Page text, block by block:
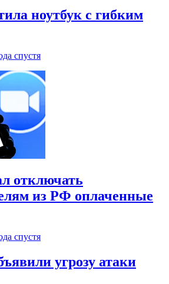
ноутбук с гибким
спустя
отключать
из РФ оплаченные
спустя
угрозу атаки